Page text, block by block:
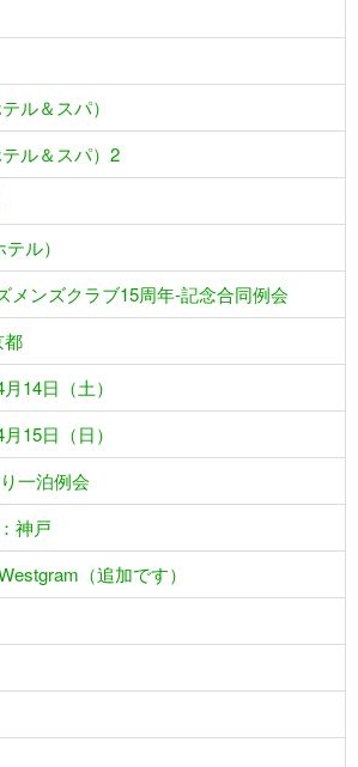
ル＆スパ）
ル＆スパ）2
ル）
メンズクラブ15周年-記念合同例会
14日（土）
15日（日）
一泊例会
神戸
（追加です）